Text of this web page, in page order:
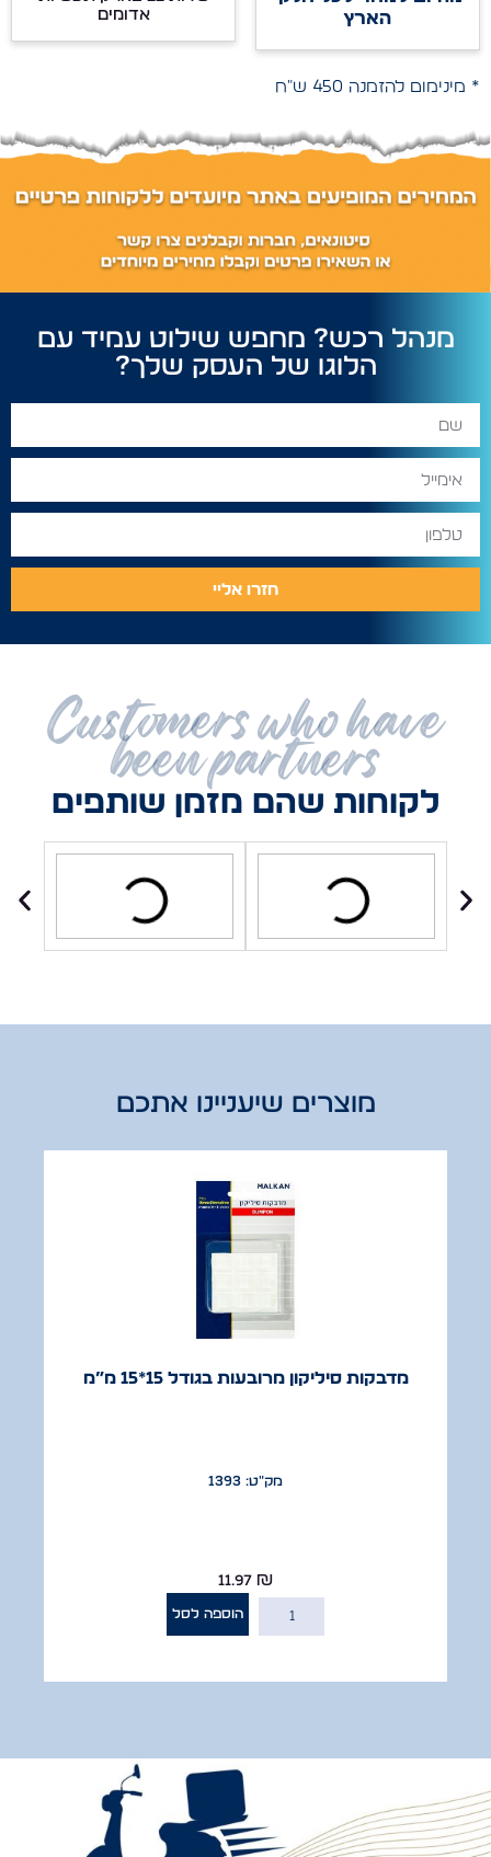
הארץ
אדומים
* מינימום להזמנה 450 ש"ח
מנהל רכש? מחפש שילוט עמיד עם
הלוגו של העסק שלך?
חזרו אליי
Customers who have
been partners
לקוחות שהם מזמן שותפים
מוצרים שיעניינו אתכם
מדבקות סיליקון מרובעות בגודל 15*15 מ”מ
מק"ט: 1393
11.97₪
הוספה לסל